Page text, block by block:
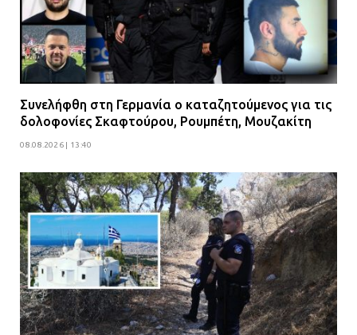
Συνελήφθη στη Γερμανία ο καταζητούμενος για τις
δολοφονίες Σκαφτούρου, Ρουμπέτη, Μουζακίτη
08.08.2026 | 13:40